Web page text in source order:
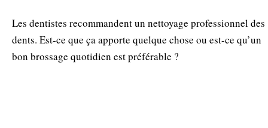
Les dentistes recommandent un nettoyage professionnel des
dents. Est-ce que ça apporte quelque chose ou est-ce qu’un
bon brossage quotidien est préférable ?